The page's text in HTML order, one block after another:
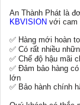
An Thành Phát là
KBVISION với cam
✅ Hàng mới hoàn
✅ Có rất nhiều
✅ Chế độ hậu mãi
✅ Đảm bảo hàng
lớn
✅ Bảo hành chính